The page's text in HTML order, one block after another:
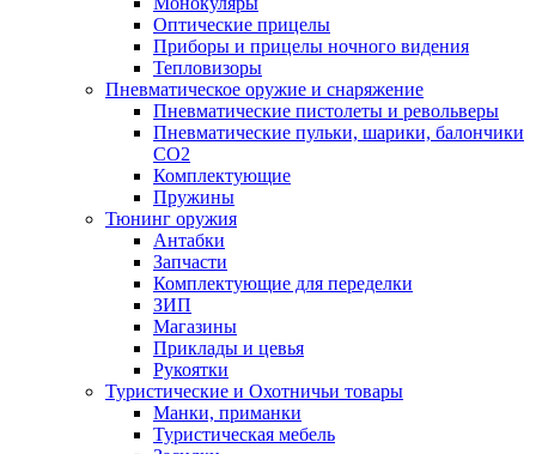
Оптические прицелы
Приборы и прицелы ночного видения
Тепловизоры
Пневматическое оружие и снаряжение
Пневматические пистолеты и револьверы
Пневматические пульки, шарики, балончики
CO2
Комплектующие
Пружины
Тюнинг оружия
Антабки
Запчасти
Комплектующие для переделки
ЗИП
Магазины
Приклады и цевья
Рукоятки
Туристические и Охотничьи товары
Манки, приманки
Туристическая мебель